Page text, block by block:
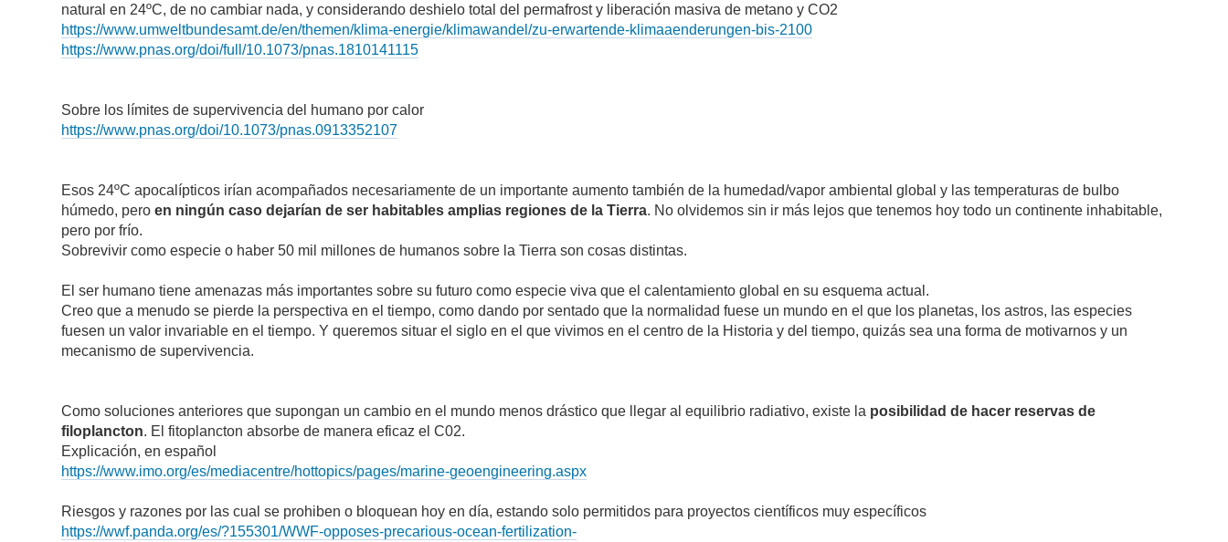
natural en 24ºC, de no cambiar nada, y considerando deshielo total del permafrost y liberación masiva de metano y CO2
https://www.umweltbundesamt.de/en/themen/klima-energie/klimawandel/zu-erwartende-klimaaenderungen-bis-2100
https://www.pnas.org/doi/full/10.1073/pnas.1810141115
Sobre los límites de supervivencia del humano por calor
https://www.pnas.org/doi/10.1073/pnas.0913352107
Esos 24ºC apocalípticos irían acompañados necesariamente de un importante aumento también de la humedad/vapor ambiental global y las temperaturas de bulbo
húmedo, peroen ningún caso dejarían de ser habitables amplias regiones de la Tierra. No olvidemos sin ir más lejos que tenemos hoy todo un continente inhabitable,
pero por frío.
Sobrevivir como especie o haber 50 mil millones de humanos sobre la Tierra son cosas distintas.
El ser humano tiene amenazas más importantes sobre su futuro como especie viva que el calentamiento global en su esquema actual.
Creo que a menudo se pierde la perspectiva en el tiempo, como dando por sentado que la normalidad fuese un mundo en el que los planetas, los astros, las especies
fuesen un valor invariable en el tiempo. Y queremos situar el siglo en el que vivimos en el centro de la Historia y del tiempo, quizás sea una forma de motivarnos y un
mecanismo de supervivencia.
Como soluciones anteriores que supongan un cambio en el mundo menos drástico que llegar al equilibrio radiativo, existe la posibilidad de hacer reservas de
filoplancton. El fitoplancton absorbe de manera eficaz el C02.
Explicación, en español
https://www.imo.org/es/mediacentre/hottopics/pages/marine-geoengineering.aspx
Riesgos y razones por las cual se prohiben o bloquean hoy en día, estando solo permitidos para proyectos científicos muy específicos
https://wwf.panda.org/es/?155301/WWF-opposes-precarious-ocean-fertilization-